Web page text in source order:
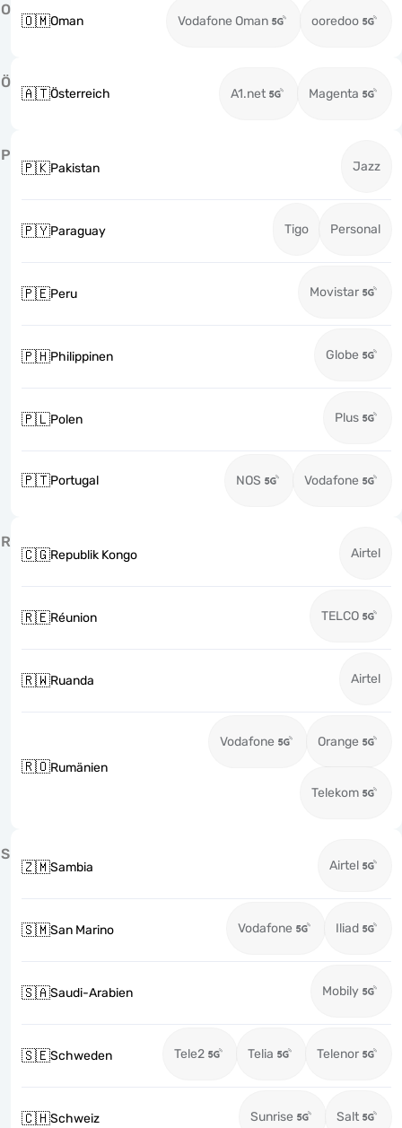
O
🇴🇲Oman Vodafone Oman ooredoo
Ö
🇦🇹Österreich A1.net Magenta
P
🇵🇰Pakistan Jazz
🇵🇾Paraguay Tigo Personal
🇵🇪Peru Movistar
🇵🇭Philippinen Globe
🇵🇱Polen Plus
🇵🇹Portugal NOS Vodafone
R
🇨🇬Republik Kongo Airtel
🇷🇪Réunion TELCO
🇷🇼Ruanda Airtel
🇷🇴Rumänien
Vodafone Orange
Telekom
S
🇿🇲Sambia Airtel
🇸🇲San Marino Vodafone Iliad
🇸🇦Saudi-Arabien Mobily
🇸🇪Schweden Tele2 Telia Telenor
🇨🇭Schweiz Sunrise Salt